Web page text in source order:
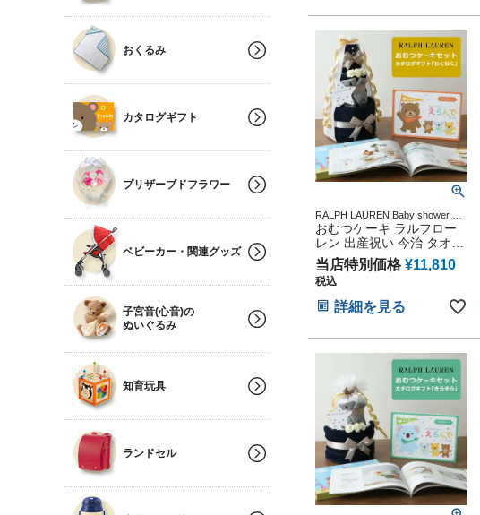
おくるみ
カタログギフト
プリザーブドフラワー
ベビーカー・関連グッズ
子宮音(心音)の
ぬいぐるみ
知育玩具
ランドセル
ちゃん クリスマス ハロウ
ィン バレンタイン 七五三
初節句 子供の日 ギフトセ
ット 人気 端午の節句 ひな
祭り 男の子 女の子
RALPH LAUREN Baby shower 贈
り物 誕生日 出産記念 人気 オンラ
イン オムツケーキ カラフル イン
スタ
おむつケーキ ラルフロー
レン 出産祝い 今治 タオル
3段 男の子 女の子 オーガ
ニック コットン ベビー ソ
ックス ギフトセット
POLO RALPH LAUREN マ
タニティ 送料無料 豪華 赤
わく 出産記念品 赤ちゃん
子供 マタニティ ベイビー
クリスマス 七五三 初節句
子供の日 人気
当店特別価格 ¥11,810
税込
詳細を見る